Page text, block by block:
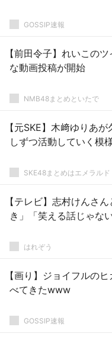
GOSSIP速報
【前田令子】れいこの
な動画投稿が開始
NMB48まとめといたで
【元SKE】木﨑ゆりあ
しずつ活動していく模
SKE48まとめはエメラルド
【テレビ】志村けんさんと
き」「笑える話じゃない
はれぞう
【画り】ジョイフルの
べてきたwww
GOSSIP速報